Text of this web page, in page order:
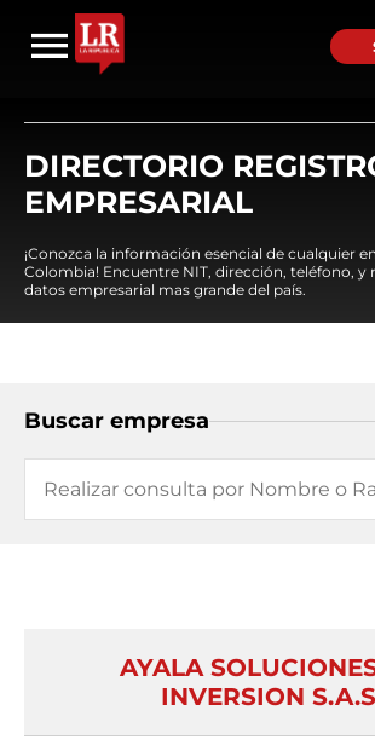
DIRECTORIO
EMPRESARIAL
¡Conozca la información esencial de cualquier
Colombia! Encuentre NIT, dirección, teléfono, y
datos empresarial mas grande del país.
Buscar empresa
AYALA
INVERSION